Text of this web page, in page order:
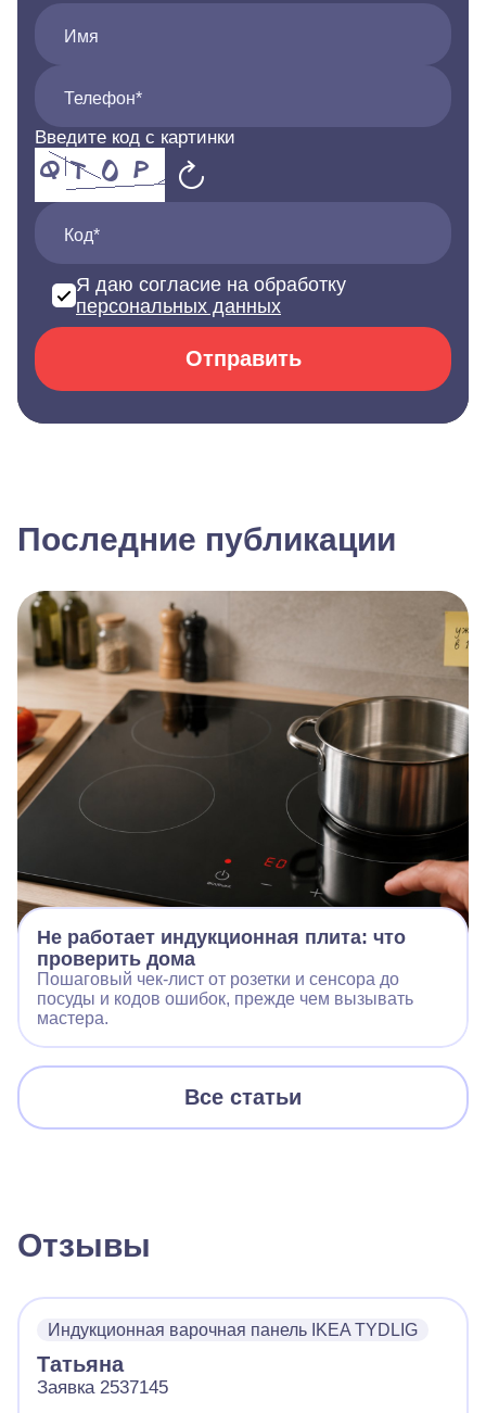
Имя
Телефон*
Введите код с картинки
Код*
Я даю согласие на обработку
персональных данных
Отправить
Последние публикации
Не работает индукционная плита: что
проверить дома
Пошаговый чек‑лист от розетки и сенсора до
посуды и кодов ошибок, прежде чем вызывать
мастера.
Все статьи
Отзывы
Индукционная варочная панель IKEA TYDLIG
Татьяна
Заявка 2537145